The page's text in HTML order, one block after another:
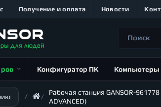
Получение и оплата Новости
Конфигуратор ПК Компьютеры
Рабочая станция GANSOR-
ADVANCED)